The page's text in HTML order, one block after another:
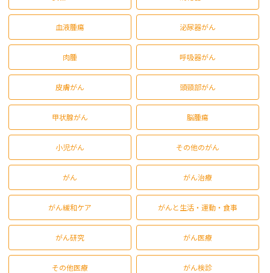
血液腫瘍 泌尿器がん
肉腫 呼吸器がん
皮膚がん 頭頸部がん
甲状腺がん 脳腫瘍
小児がん その他のがん
がん がん治療
がん緩和ケア がんと生活・運動・食事
がん研究 がん医療
その他医療 がん検診